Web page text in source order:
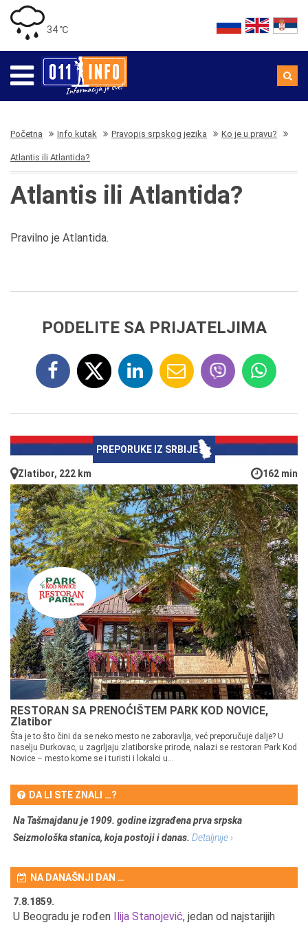
34 ℃
Početna Info kutak Pravopis srpskog jezika Ko je u pravu?
Atlantis ili Atlantida?
Atlantis ili Atlantida?
Pravilno je Atlantida.
PODELITE SA PRIJATELJIMA
PREPORUKE IZ SRBIJE
Zlatibor, 222 km 162 min
RESTORAN SA PRENOĆIŠTEM PARK KOD NOVICE,
Zlatibor
Šta je to što čini da se neko mesto ne zaboravlja, već preporučuje dalje? U
naselju Đurkovac, u zagrljaju zlatiborske prirode, nalazi se restoran Park Kod
Novice – mesto kome se i turisti i lokalci u...
DA LI STE ZNALI …?
Na Tašmajdanu je 1909. godine izgrađena prva srpska
Seizmološka stanica, koja postoji i danas. Detaljnije ›
NA DANAŠNJI DAN …
7.8.1859.
U Beogradu je rođen Ilija Stanojević, jedan od najstarijih